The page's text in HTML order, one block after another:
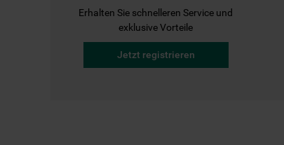
Erhalten Sie schnelleren Service und
exklusive Vorteile
Jetzt registrieren